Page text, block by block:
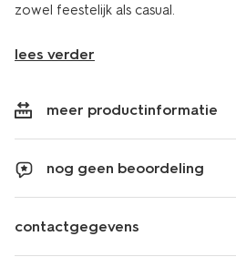
zowel feestelijk als casual.
lees verder
meer productinformatie
nog geen beoordeling
contactgegevens